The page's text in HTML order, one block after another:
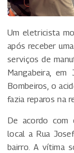
Um eletricista
após receber
serviços de
Mangabeira,
Bombeiros, o
fazia reparos na
De acordo com
local a Rua
bairro. A vítima